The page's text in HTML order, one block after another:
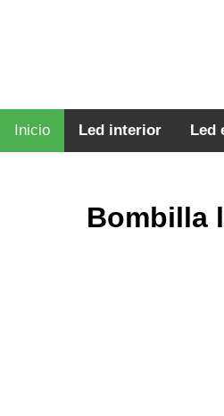
Inicio Led interior Led
Bombilla